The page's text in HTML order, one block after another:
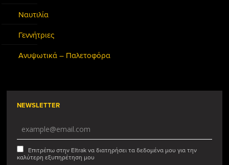
Ναυτιλία
Γεννήτριες
Ανυψωτικά – Παλετοφόρα
NEWSLETTER
Επιτρέπω στην Eltrak να διατηρήσει τα δεδομένα μου για την
καλύτερη εξυπηρέτηση μου